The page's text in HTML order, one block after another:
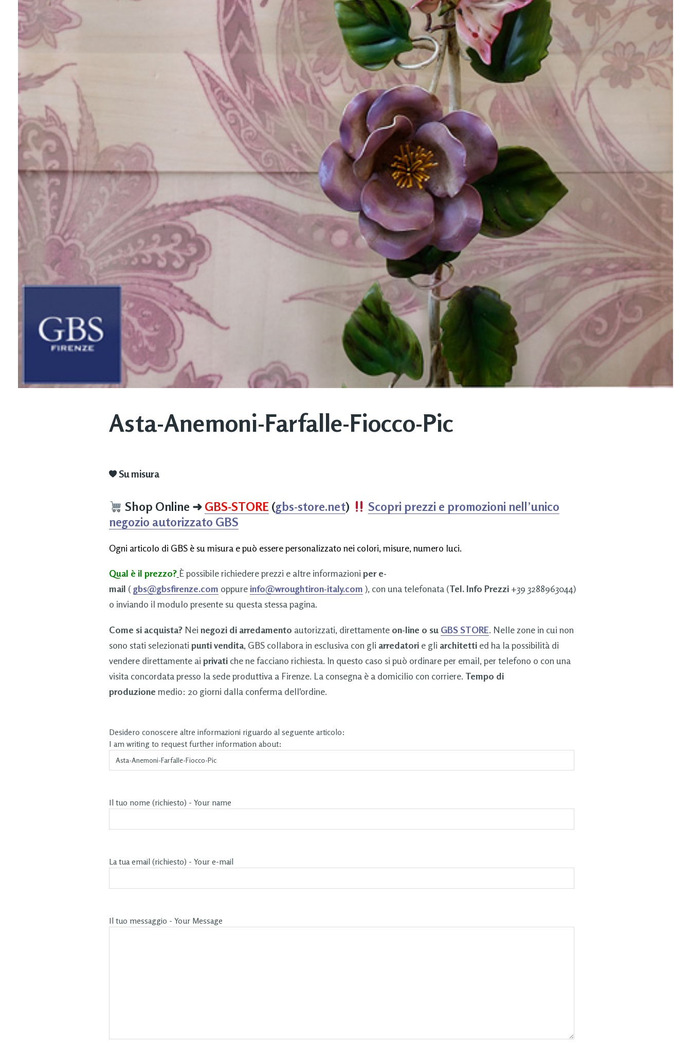
Asta-Anemoni-Farfalle-Fiocco-Pic
Su misura
Shop Online ➜ GBS-STORE (gbs-store.net)
Scopri prezzi e promozioni nell’unico
negozio autorizzato GBS
Ogni articolo di GBS è su misura e può essere personalizzato nei colori, misure, numero luci.
Qual è il prezzo? È possibile richiedere prezzi e altre informazioni per e-
mail ( gbs@gbsfirenze.com oppure info@wroughtiron-italy.com ), con una telefonata (Tel. Info Prezzi+39 3288963044)
o inviando il modulo presente su questa stessa pagina.
Come si acquista?Nei negozi di arredamento autorizzati, direttamente on-line o su GBS STORE. Nelle zone in cui non
sono stati selezionati punti vendita, GBS collabora in esclusiva con gli arredatorie gli architettied ha la possibilità di
vendere direttamente ai privatiche ne facciano richiesta. In questo caso si può ordinare per email, per telefono o con una
visita concordata presso la sede produttiva a Firenze. La consegna è a domicilio con corriere. Tempo di
produzione medio: 20 giorni dalla conferma dell'ordine.
Desidero conoscere altre informazioni riguardo al seguente articolo:
I am writing to request further information about:
Il tuo nome (richiesto) - Your name
La tua email (richiesto) - Your e-mail
Il tuo messaggio - Your Message